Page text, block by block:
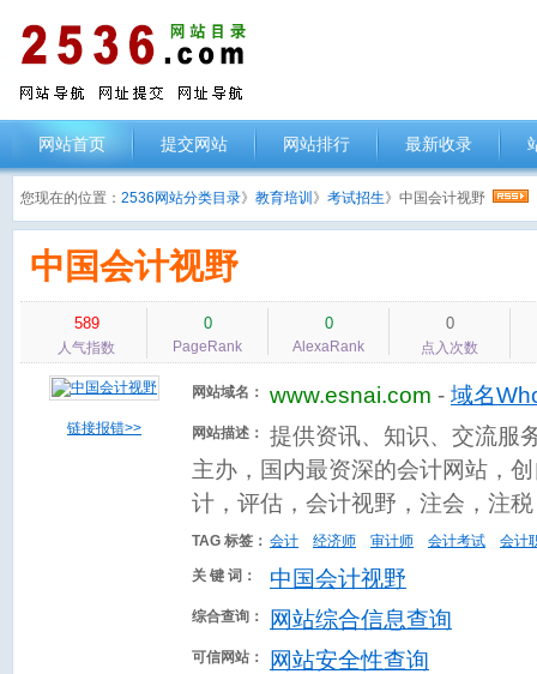
网站首页 提交网站 网站排行 最新收录
您现在的位置： 2536网站分类目录》 教育培训 》 考试招生》中国会计视野
中国会计视野
589
人气指数
0
PageRank
0
AlexaRank
0
点入次数
链接报错>>
网站域名： www.esnai.com - 域名
网站描述：
提供资讯、知识、交流服
主办，国内最资深的会计网站，
计，评估，会计视野，注会，注
TAG 标签： 会计 经济师 审计师 会计考试 会计
关 键 词： 中国会计视野
综合查询： 网站综合信息查询
可信网站： 网站安全性查询